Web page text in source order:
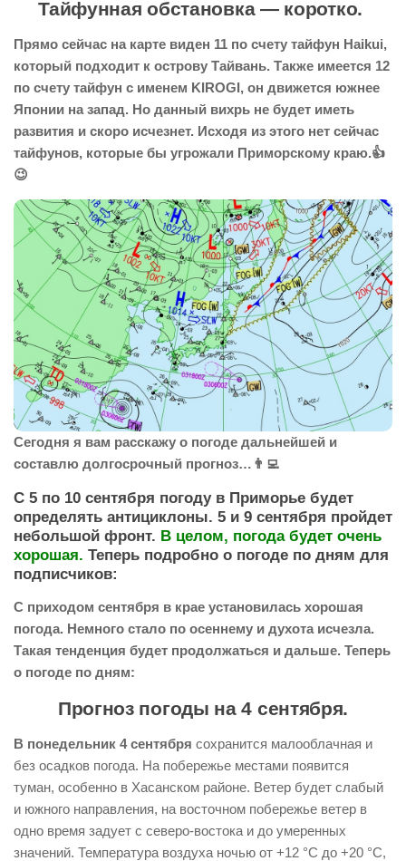
Тайфунная обстановка — коротко.
Прямо сейчас на карте виден 11 по счету тайфун Haikui,
который подходит к острову Тайвань. Также имеется 12
по счету тайфун с именем KIROGI, он движется южнее
Японии на запад. Но данный вихрь не будет иметь
развития и скоро исчезнет. Исходя из этого нет сейчас
тайфунов, которые бы угрожали Приморскому краю.👍
😉
Сегодня я вам расскажу о погоде дальнейшей и
составлю долгосрочный прогноз…👨‍💻
С 5 по 10 сентября погоду в Приморье будет
определять антициклоны. 5 и 9 сентября пройдет
небольшой фронт. В целом, погода будет очень
хорошая. Теперь подробно о погоде по дням для
подписчиков:
С приходом сентября в крае установилась хорошая
погода. Немного стало по осеннему и духота исчезла.
Такая тенденция будет продолжаться и дальше. Теперь
о погоде по дням:
Прогноз погоды на 4 сентября.
В понедельник 4 сентября сохранится малооблачная и
без осадков погода. На побережье местами появится
туман, особенно в Хасанском районе. Ветер будет слабый
и южного направления, на восточном побережье ветер в
одно время задует с северо-востока и до умеренных
значений. Температура воздуха ночью от +12 °С до +20 °С,